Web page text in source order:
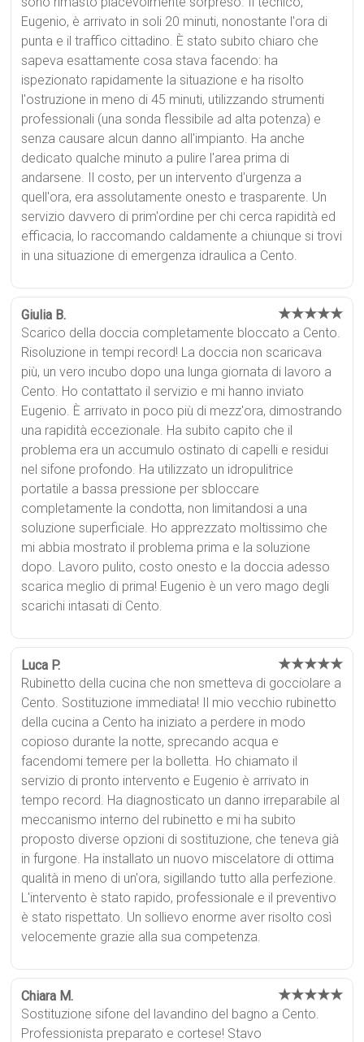
Eugenio, è arrivato in soli 20 minuti, nonostante l'ora di
punta e il traffico cittadino. È stato subito chiaro che
sapeva esattamente cosa stava facendo: ha
ispezionato rapidamente la situazione e ha risolto
l'ostruzione in meno di 45 minuti, utilizzando strumenti
professionali (una sonda flessibile ad alta potenza) e
senza causare alcun danno all'impianto. Ha anche
dedicato qualche minuto a pulire l'area prima di
andarsene. Il costo, per un intervento d'urgenza a
quell'ora, era assolutamente onesto e trasparente. Un
servizio davvero di prim'ordine per chi cerca rapidità ed
efficacia, lo raccomando caldamente a chiunque si trovi
in una situazione di emergenza idraulica a Cento.
Giulia B. ★★★★★
Scarico della doccia completamente bloccato a Cento.
Risoluzione in tempi record! La doccia non scaricava
più, un vero incubo dopo una lunga giornata di lavoro a
Cento. Ho contattato il servizio e mi hanno inviato
Eugenio. È arrivato in poco più di mezz'ora, dimostrando
una rapidità eccezionale. Ha subito capito che il
problema era un accumulo ostinato di capelli e residui
nel sifone profondo. Ha utilizzato un idropulitrice
portatile a bassa pressione per sbloccare
completamente la condotta, non limitandosi a una
soluzione superficiale. Ho apprezzato moltissimo che
mi abbia mostrato il problema prima e la soluzione
dopo. Lavoro pulito, costo onesto e la doccia adesso
scarica meglio di prima! Eugenio è un vero mago degli
scarichi intasati di Cento.
Luca P. ★★★★★
Rubinetto della cucina che non smetteva di gocciolare a
Cento. Sostituzione immediata! Il mio vecchio rubinetto
della cucina a Cento ha iniziato a perdere in modo
copioso durante la notte, sprecando acqua e
facendomi temere per la bolletta. Ho chiamato il
servizio di pronto intervento e Eugenio è arrivato in
tempo record. Ha diagnosticato un danno irreparabile al
meccanismo interno del rubinetto e mi ha subito
proposto diverse opzioni di sostituzione, che teneva già
in furgone. Ha installato un nuovo miscelatore di ottima
qualità in meno di un'ora, sigillando tutto alla perfezione.
L'intervento è stato rapido, professionale e il preventivo
è stato rispettato. Un sollievo enorme aver risolto così
velocemente grazie alla sua competenza.
Chiara M. ★★★★★
Sostituzione sifone del lavandino del bagno a Cento.
Professionista preparato e cortese! Stavo